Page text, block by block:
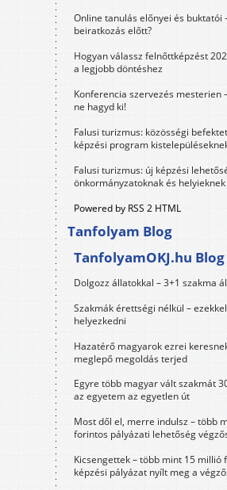
Online tanulás előnyei és buktatói
beiratkozás előtt?
Hogyan válassz felnőttképzést
a legjobb döntéshez
Konferencia szervezés mesterien
ne hagyd ki!
Falusi turizmus: közösségi
képzési program
Falusi turizmus: új képzési
önkormányzatoknak és helyieknek
Powered by RSS 2 HTML
Tanfolyam Blog
TanfolyamOKJ.hu Blog
Dolgozz állatokkal – 3+1 szakma
Szakmák érettségi nélkül –
helyezkedni
Hazatérő magyarok ezrei
meglepő megoldás terjed
Egyre több magyar vált szakmát
az egyetem az egyetlen út
Most dől el, merre indulsz – több
forintos pályázati lehetőség
Kicsengettek – több mint 15 millió
képzési pályázat nyílt meg a